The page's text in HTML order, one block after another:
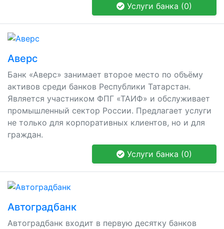
Услуги банка (0)
Аверс
Банк «Аверс» занимает второе место по объёму
активов среди банков Республики Татарстан.
Является участником ФПГ «ТАИФ» и обслуживает
промышленный сектор России. Предлагает услуги
не только для корпоративных клиентов, но и для
граждан.
Услуги банка (0)
Автоградбанк
Автоградбанк входит в первую десятку банков